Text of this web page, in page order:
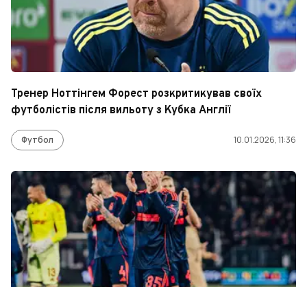
Тренер Ноттінгем Форест розкритикував своїх
футболістів після вильоту з Кубка Англії
Футбол 10.01.2026, 11:36